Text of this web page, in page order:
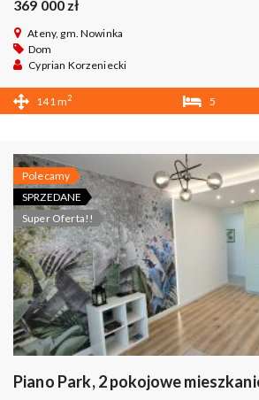
369 000 zł
Ateny, gm. Nowinka
Dom
Cyprian Korzeniecki
141 m2
5
Polecamy
SPRZEDANE
Super Oferta!!